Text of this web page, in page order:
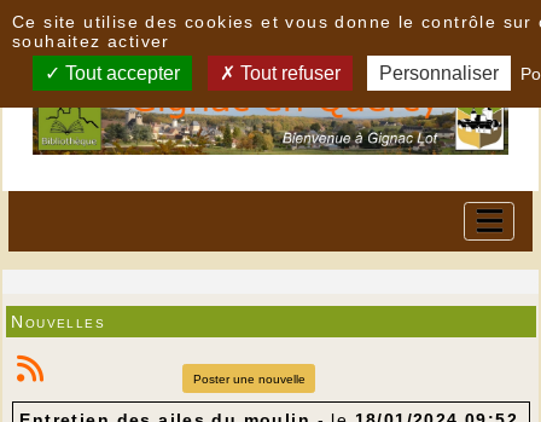
Nouvelles
Poster une nouvelle
Ce site utilise des cookies et vous donne le contrôle sur
souhaitez activer
Tout accepter Tout refuser Personnaliser